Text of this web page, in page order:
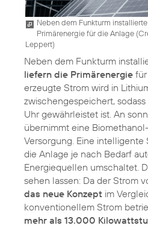
Neben dem Funkturm
Primärenergie für die Anlage (
Leppert)
Neben dem Funkturm
liefern die Primärenergie
erzeugte Strom wird in
zwischengespeichert,
Uhr gewährleistet ist. An
übernimmt eine
Versorgung. Eine intelligente
die Anlage je nach Bedarf
Energiequellen umschaltet.
sehen lassen: Da der Strom
das neue Konzept im
konventionellem Strom
mehr als 13.000